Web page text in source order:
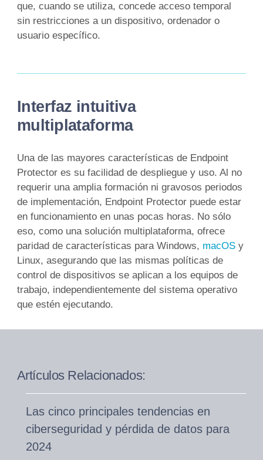
que, cuando se utiliza, concede acceso temporal
sin restricciones a un dispositivo, ordenador o
usuario específico.
Interfaz intuitiva
multiplataforma
Una de las mayores características de Endpoint
Protector es su facilidad de despliegue y uso. Al no
requerir una amplia formación ni gravosos periodos
de implementación, Endpoint Protector puede estar
en funcionamiento en unas pocas horas. No sólo
eso, como una solución multiplataforma, ofrece
paridad de características para Windows, macOSy
Linux, asegurando que las mismas políticas de
control de dispositivos se aplican a los equipos de
trabajo, independientemente del sistema operativo
que estén ejecutando.
Artículos Relacionados:
Las cinco principales tendencias en
ciberseguridad y pérdida de datos para
2024